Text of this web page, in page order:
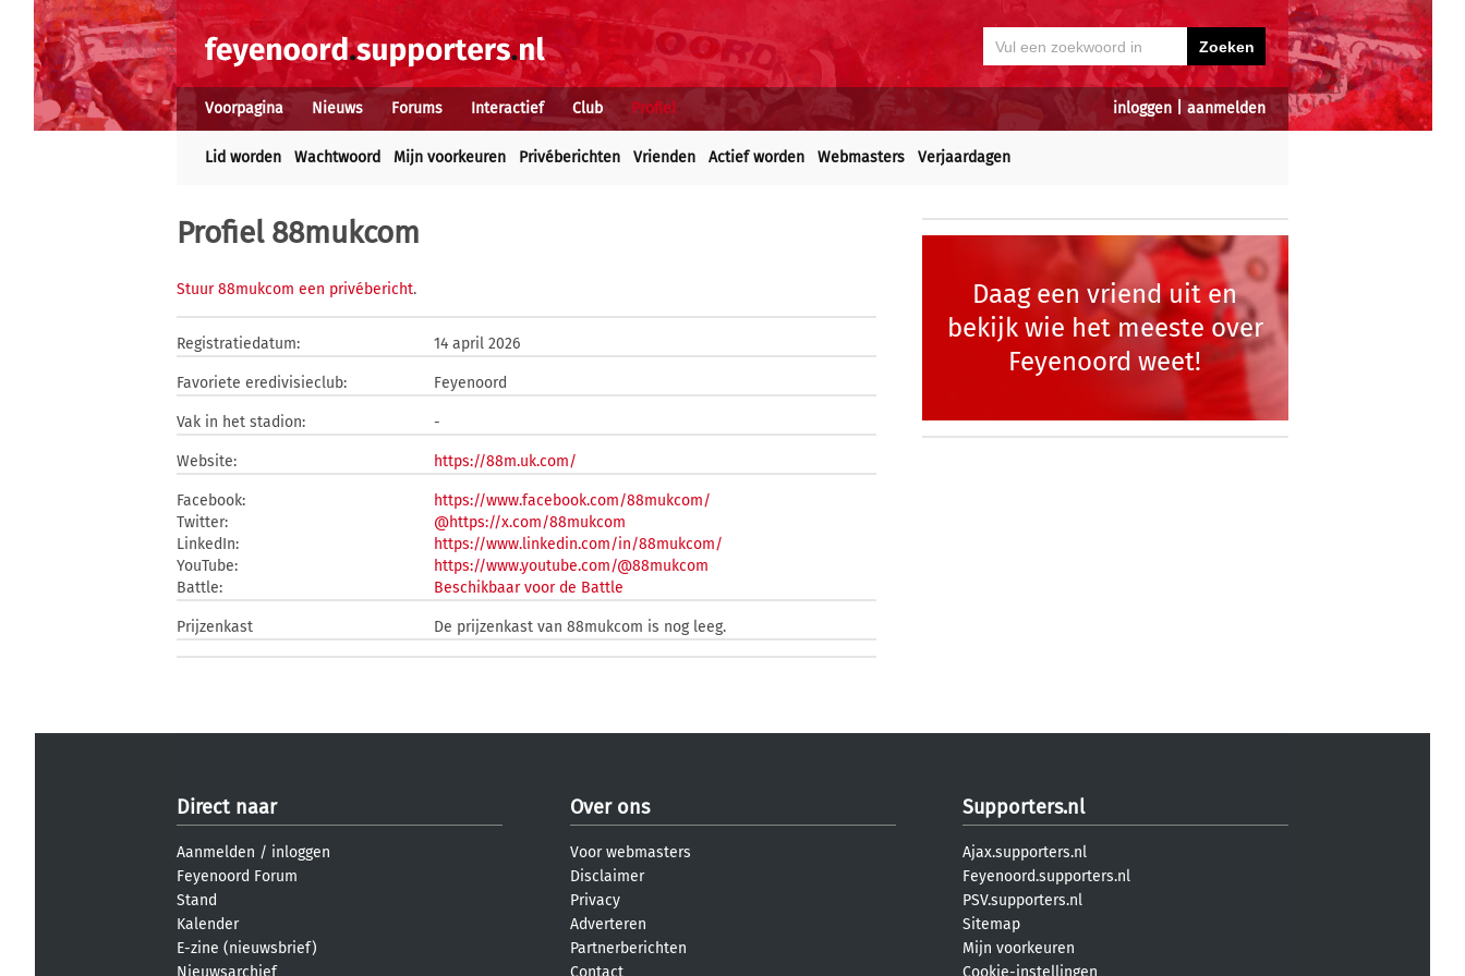
inloggen aanmelden
Voorpagina Nieuws Forums Interactief Club Profiel
Lid worden Wachtwoord Mijn voorkeuren Privéberichten Vrienden Actief worden Webmasters Verjaardagen
Profiel 88mukcom
Stuur 88mukcom een privébericht.
Registratiedatum: 14 april 2026
Favoriete eredivisieclub: Feyenoord
Vak in het stadion: -
Website: https://88m.uk.com/
Facebook:
https://www.facebook.com/88mukcom/
Twitter:
@https://x.com/88mukcom
LinkedIn:
https://www.linkedin.com/in/88mukcom/
YouTube:
https://www.youtube.com/@88mukcom
Battle:
Beschikbaar voor de Battle
Prijzenkast De prijzenkast van 88mukcom is nog leeg.
Daag een vriend uit en
bekijk wie het meeste over
Feyenoord weet!
Direct naar
Aanmelden / inloggen
Feyenoord Forum
Stand
Kalender
E-zine (nieuwsbrief)
Nieuwsarchief
Over ons
Voor webmasters
Disclaimer
Privacy
Adverteren
Partnerberichten
Contact
Supporters.nl
Ajax.supporters.nl
Feyenoord.supporters.nl
PSV.supporters.nl
Sitemap
Mijn voorkeuren
Cookie-instellingen